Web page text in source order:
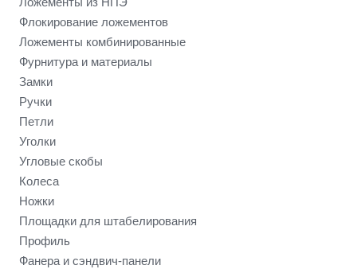
Флокирование ложементов
Ложементы комбинированные
Фурнитура и материалы
Замки
Ручки
Петли
Уголки
Угловые скобы
Колеса
Ножки
Площадки для штабелирования
Профиль
Фанера и сэндвич-панели